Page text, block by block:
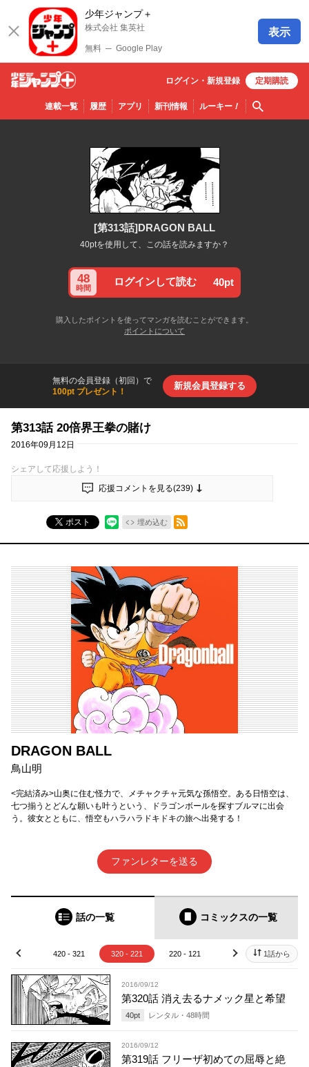
少年ジャンプ＋
株式会社 集英社
無料 ─ Google Play
表示
少年ジ
ャンプ
連載一覧 履歴 アプリ 新刊情報 ルーキー！ 検索
ログイン・ 新規登録 定期購読
[第313話]DRAGON BALL
40ptを使用して、この話を読みますか？
48
時間
ログインして読む 40pt
購入したポイントを使ってマンガを読むことができます。
ポイントについて
無料の会員登録（初回）で
100pt プレゼント！
新規会員登録する
第313話 20倍界王拳の賭け
2016年09月12日
シェアして応援しよう！
応援コメントを見る(239)
ポスト 埋め込む
RSSフィード
DRAGON BALL
鳥山明
<完結済み>山奥に住む怪力で、メチャクチャ元気な孫悟空。ある日悟空は、
七つ揃うとどんな願いも叶うという、ドラゴンボールを探すブルマに出会
う。彼女とともに、悟空もハラハラドキドキの旅へ出発する！
ファンレターを送る
話の一覧 コミックスの一覧
- 421 420 - 321 320 - 221 220 - 121 120 - 21 20 -
prev next 1話から
2016/09/12
第320話 消え去るナメック星と希望
40pt レンタル・ 48時間
2016/09/12
第319話 フリーザ初めての屈辱と絶